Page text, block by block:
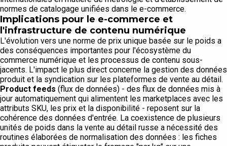
normes de catalogage unifiées dans le e-commerce.
Implications pour le e-commerce et
l'infrastructure de contenu numérique
L'évolution vers une norme de prix unique basée sur le poids a
des conséquences importantes pour l'écosystème du
commerce numérique et les processus de contenu sous-
jacents. L'impact le plus direct concerne la gestion des données
produit et la syndication sur les plateformes de vente au détail.
Product feeds (flux de données) - des flux de données mis à
jour automatiquement qui alimentent les marketplaces avec les
attributs SKU, les prix et la disponibilité - reposent sur la
cohérence des données d'entrée. La coexistence de plusieurs
unités de poids dans la vente au détail russe a nécessité des
routines élaborées de normalisation des données : les fiches